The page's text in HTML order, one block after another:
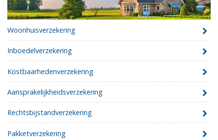
Woonhuisverzekering
Inboedelverzekering
Kostbaarhedenverzekering
Aansprakelijkheidsverzekering
Rechtsbijstandverzekering
Pakketverzekering